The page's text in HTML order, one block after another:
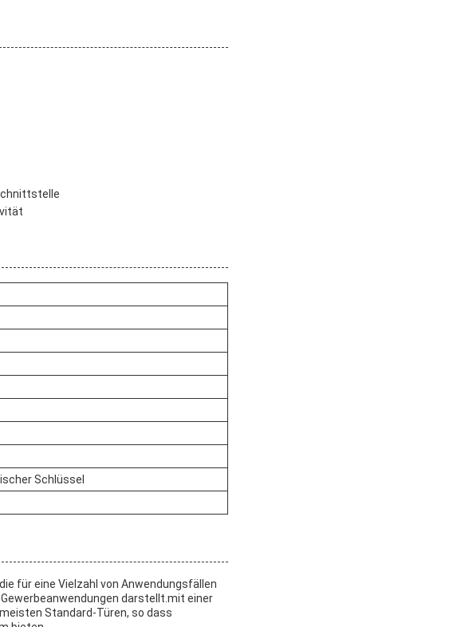
Schlüssel
für eine Vielzahl von Anwendungsfällen
darstellt.mit einer
Standard-Türen, so dass